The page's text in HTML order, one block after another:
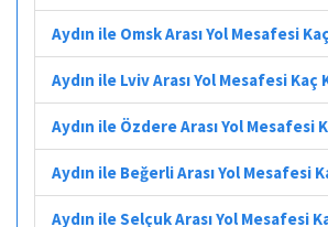
Aydın ile Omsk Arası Yol Mesafesi
Aydın ile Lviv Arası Yol Mesafesi
Aydın ile Özdere Arası Yol Mesafesi
Aydın ile Beğerli Arası Yol Mesafesi
Aydın ile Selçuk Arası Yol Mesafesi